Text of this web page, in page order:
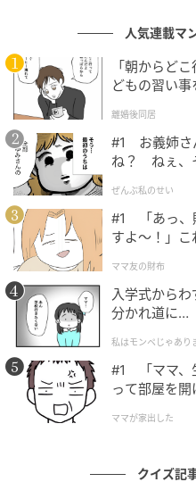
大人になった今こそ、苦
分数のたし算・ひき算で
ます。
今回は、整数「3」を「
ょう。
3
=3/1
=(3 ×2) /(1 ×2)
=6/2
これをもとの計算式にあ
-1/2
=6/2-1/2
分数のひき算では、
分母はそのまま です。
人気連載マ
「朝からど
どもの習い事
離婚後同居
#1 お義姉さ
ね？ ねぇ、
ぜんぶ私のせい
#1 「あっ、
すよ〜！」
ママ友の財布
入学式から
分かれ道に…
私はモンペじゃあり
#1 「ママ、
って部屋を開
ママが家出した
クイズ記